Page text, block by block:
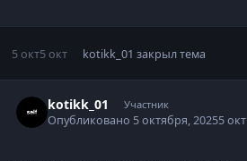
5 окт5 окт kotikk_01 закрыл тема
kotikk_01 Участник
Опубликовано 5 октября, 20255 окт